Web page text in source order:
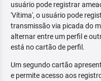
usuário pode registrar
'Vítima', o usuário pode
transmissão via picada do
alternar entre um perfil e
está no cartão de perfil.
Um segundo cartão
e permite acesso aos